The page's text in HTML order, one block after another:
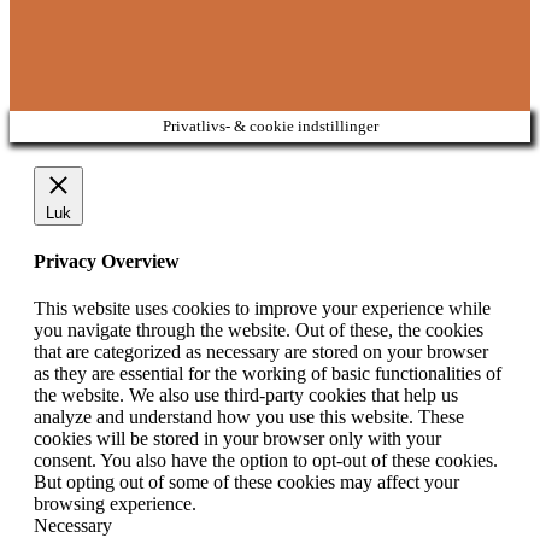
Privatlivs- & cookie indstillinger
Luk
Privacy Overview
This website uses cookies to improve your experience while
you navigate through the website. Out of these, the cookies
that are categorized as necessary are stored on your browser
as they are essential for the working of basic functionalities of
the website. We also use third-party cookies that help us
analyze and understand how you use this website. These
cookies will be stored in your browser only with your
consent. You also have the option to opt-out of these cookies.
But opting out of some of these cookies may affect your
browsing experience.
Necessary